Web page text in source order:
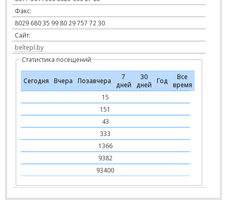
Факс:
8029 680 35 99 80 29 757 72 30
Сайт:
beltepl.by
Статистика посещений
Сегодня Вчера Позавчера
7
дней
30
дней
Год
Все
время
15
151
43
333
1366
9382
93400